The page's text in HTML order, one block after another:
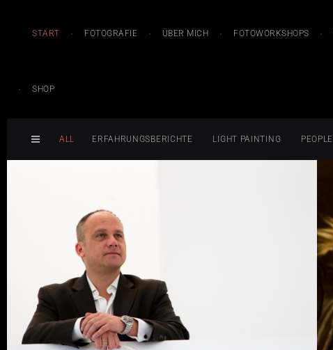
START FOTOGRAFIE ÜBER MICH FOTOWORKSHOPS
SHOP
ALL ERFAHRUNGSBERICHTE LIGHT PAINTING PEOPLE